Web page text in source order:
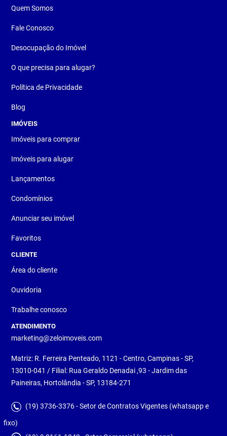
Quem Somos
Fale Conosco
Desocupação do Imóvel
O que precisa para alugar?
Política de Privacidade
Blog
IMÓVEIS
Imóveis para comprar
Imóveis para alugar
Lançamentos
Condomínios
Anunciar seu imóvel
Favoritos
CLIENTE
Área do cliente
Ouvidoria
Trabalhe conosco
ATENDIMENTO
marketing@zeloimoveis.com
Matriz: R. Ferreira Penteado, 1121 - Centro, Campinas - SP,
13010-041 / Filial: Rua Geraldo Denadai ,93 - Jardim das
Paineiras, Hortolândia - SP, 13184-271
(19) 3736-3376 - Setor de Contratos Vigentes (whatsapp e
fixo)